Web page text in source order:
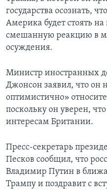
государства осознать,
Америка будет стоять
смешанную реакцию в
осуждения.
Министр иностранных
Джонсон заявил, что он
оптимистично»
поскольку он уверен,
интересам Британии.
Пресс-секретарь
Песков сообщил, что
Владимир Путин в
Трампу и поздравит с